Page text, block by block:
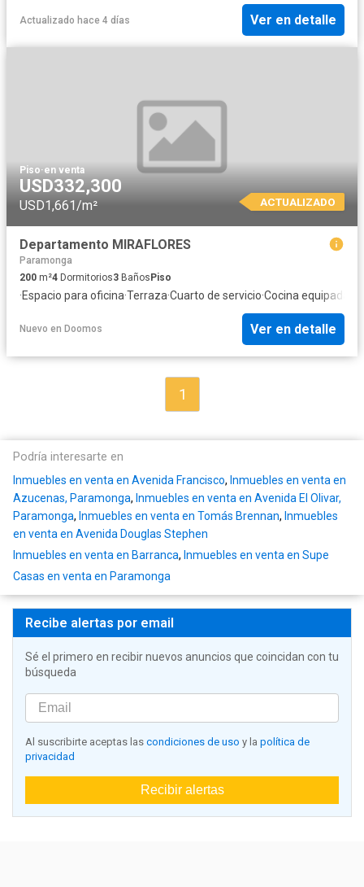
Actualizado hace 4 días Ver en detalle
Piso·en venta
USD332,300
USD1,661/m² ACTUALIZADO
Departamento MIRAFLORES
Paramonga
200 m²4 Dormitorios3 Baños Piso
·Espacio para oficina·Terraza·Cuarto de servicio·Cocina equipada
Nuevo en Doomos Ver en detalle
1
Podría interesarte en
Inmuebles en venta en Avenida Francisco, Inmuebles en venta en
Azucenas, Paramonga, Inmuebles en venta en Avenida El Olivar,
Paramonga, Inmuebles en venta en Tomás Brennan, Inmuebles
en venta en Avenida Douglas Stephen
Inmuebles en venta en Barranca, Inmuebles en venta en Supe
Casas en venta en Paramonga
Recibe alertas por email
Sé el primero en recibir nuevos anuncios que coincidan con tu
búsqueda
Al suscribirte aceptas las condiciones de uso y la política de
privacidad
Recibir alertas